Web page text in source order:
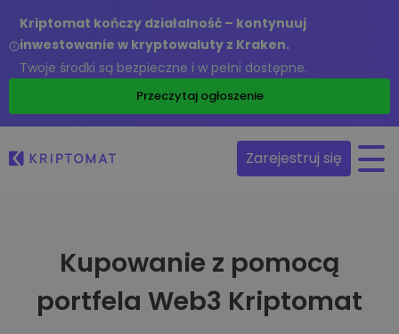
Kriptomat kończy działalność – kontynuuj
inwestowanie w kryptowaluty z Kraken.
Twoje środki są bezpieczne i w pełni dostępne.
Przeczytaj ogłoszenie
Zarejestruj się
Kupowanie z pomocą
portfela Web3 Kriptomat